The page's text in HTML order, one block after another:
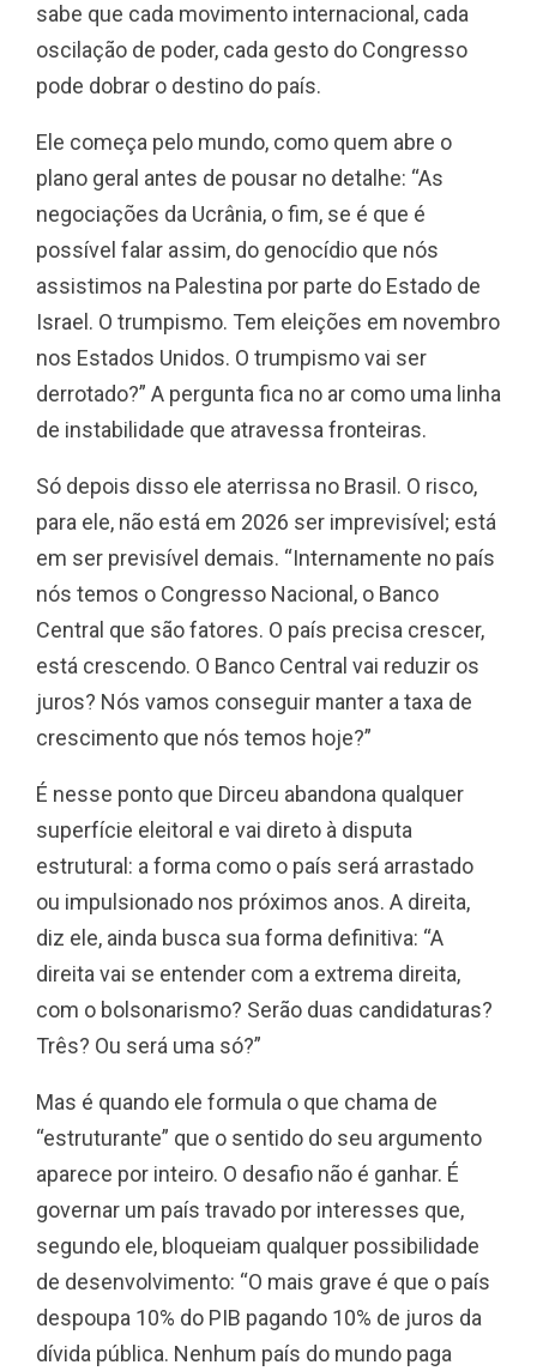
sabe que cada movimento internacional, cada
oscilação de poder, cada gesto do Congresso
pode dobrar o destino do país.
Ele começa pelo mundo, como quem abre o
plano geral antes de pousar no detalhe: “As
negociações da Ucrânia, o fim, se é que é
possível falar assim, do genocídio que nós
assistimos na Palestina por parte do Estado de
Israel. O trumpismo. Tem eleições em novembro
nos Estados Unidos. O trumpismo vai ser
derrotado?” A pergunta fica no ar como uma linha
de instabilidade que atravessa fronteiras.
Só depois disso ele aterrissa no Brasil. O risco,
para ele, não está em 2026 ser imprevisível; está
em ser previsível demais. “Internamente no país
nós temos o Congresso Nacional, o Banco
Central que são fatores. O país precisa crescer,
está crescendo. O Banco Central vai reduzir os
juros? Nós vamos conseguir manter a taxa de
crescimento que nós temos hoje?”
É nesse ponto que Dirceu abandona qualquer
superfície eleitoral e vai direto à disputa
estrutural: a forma como o país será arrastado
ou impulsionado nos próximos anos. A direita,
diz ele, ainda busca sua forma definitiva: “A
direita vai se entender com a extrema direita,
com o bolsonarismo? Serão duas candidaturas?
Três? Ou será uma só?”
Mas é quando ele formula o que chama de
“estruturante” que o sentido do seu argumento
aparece por inteiro. O desafio não é ganhar. É
governar um país travado por interesses que,
segundo ele, bloqueiam qualquer possibilidade
de desenvolvimento: “O mais grave é que o país
despoupa 10% do PIB pagando 10% de juros da
dívida pública. Nenhum país do mundo paga